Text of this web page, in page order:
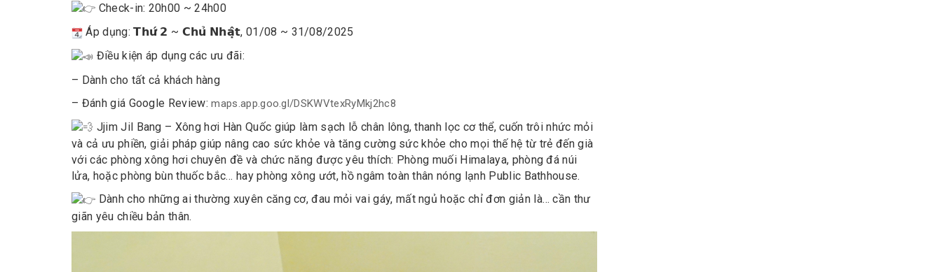
Check-in: 20h00 ~ 24h00
Áp dụng: 𝗧𝗵𝘂̛́ 𝟮 ~ 𝗖𝗵𝘂̉ 𝗡𝗵𝗮̣̂𝘁, 01/08 ~ 31/08/2025
Điều kiện áp dụng các ưu đãi:
– Dành cho tất cả khách hàng
– Đánh giá Google Review:maps.app.goo.gl/DSKWVtexRyMkj2hc8
Jjim Jil Bang – Xông hơi Hàn Quốc giúp làm sạch lỗ chân lông, thanh lọc cơ thể, cuốn trôi nhức mỏi
và cả ưu phiền, giải pháp giúp nâng cao sức khỏe và tăng cường sức khỏe cho mọi thế hệ từ trẻ đến già
với các phòng xông hơi chuyên đề và chức năng được yêu thích: Phòng muối Himalaya, phòng đá núi
lửa, hoặc phòng bùn thuốc bắc… hay phòng xông ướt, hồ ngâm toàn thân nóng lạnh Public Bathhouse.
Dành cho những ai thường xuyên căng cơ, đau mỏi vai gáy, mất ngủ hoặc chỉ đơn giản là… cần thư
giãn yêu chiều bản thân.